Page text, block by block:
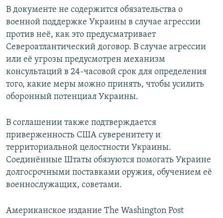
В документе не содержится обязательства о
военной поддержке Украины в случае агрессии
против неё, как это предусматривает
Североатлантический договор. В случае агрессии
или её угрозы предусмотрен механизм
консультаций в 24-часовой срок для определения
того, какие меры можно принять, чтобы усилить
оборонный потенциал Украины.
В соглашении также подтверждается
приверженность США суверенитету и
территориальной целостности Украины.
Соединённые Штаты обязуются помогать Украине
долгосрочными поставками оружия, обучением её
военнослужащих, советами.
Американское издание The Washington Post